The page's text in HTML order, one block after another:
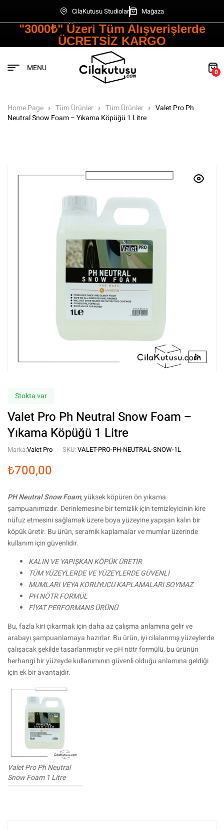
CilaKutusu Studiolar Mağaza
"3000₺" Üzeri Tüm Alışverişlerde
ÜCRETSİZ KARGO
MENU 0
Home Page Tüm Ürünler Tüm Ürünler
Valet Pro Ph
Neutral Snow Foam – Yıkama Köpüğü 1 Litre
Stokta var
Valet Pro Ph Neutral Snow Foam –
Yıkama Köpüğü 1 Litre
Marka:Valet Pro SKU: VALET-PRO-PH-NEUTRAL-SNOW-1L
₺700,00
PH Neutral Snow Foam, yüksek köpüren ön yıkama
şampuanımızdır. Derinlemesine bir temizlik için temizleyicinin kire
nüfuz etmesini sağlamak üzere boya yüzeyine yapışan kalın bir
köpük üretir. Bu ürün, seramik kaplamalar ve mumlar üzerinde
kullanım için güvenlidir.
KALIN VE YAPIŞKAN KÖPÜK ÜRETİR
TÜM YÜZEYLERDE VE YÜZEYLERDE GÜVENLİ
MUMLARI VEYA KORUYUCU KAPLAMALARI SOYMAZ
PH NÖTR FORMÜL
FİYAT PERFORMANS ÜRÜNÜ
Bu, fazla kiri çıkarmak için daha az çalışma anlamına gelir ve
arabayı şampuanlamaya hazırlar. Bu ürün, iyi cilalanmış yüzeylerde
çalışacak şekilde tasarlanmıştır ve pH nötr formülü, bu ürünün
herhangi bir yüzeyde kullanımının güvenli olduğu anlamına geldiği
için ek bir avantajdır.
Valet Pro Ph Neutral
Snow Foam 1 Litre